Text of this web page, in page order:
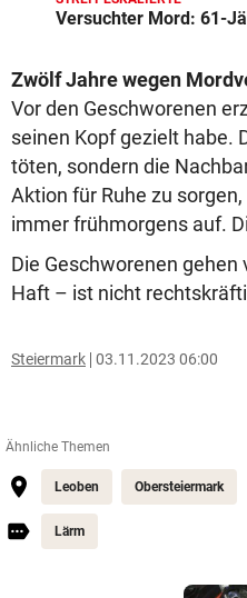
Versuchter Mord: 61-
Zwölf Jahre wegen
Vor den Geschworenen
seinen Kopf gezielt habe.
töten, sondern die
Aktion für Ruhe zu
immer frühmorgens auf.
Die Geschworenen
Haft – ist nicht
Steiermark 03.11.2023 06:00
Ähnliche Themen
Leoben Obersteiermark
Lärm